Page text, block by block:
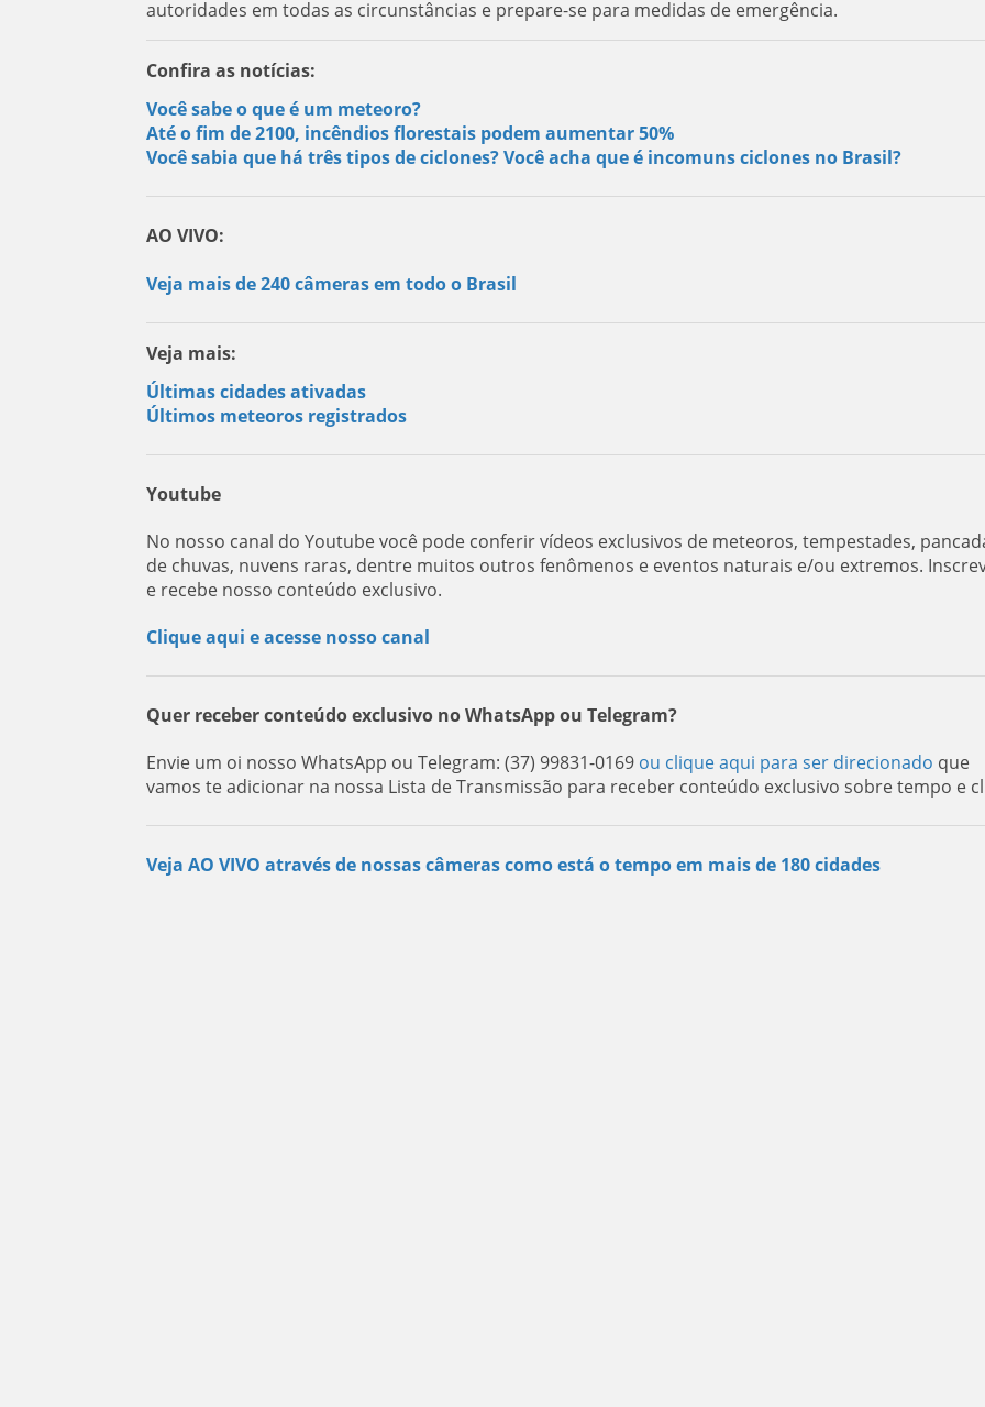
autoridades em todas as circunstâncias e prepare-se para medidas de emergência.
Confira as notícias:
Você sabe o que é um meteoro?
Até o fim de 2100, incêndios florestais podem aumentar 50%
Você sabia que há três tipos de ciclones? Você acha que é incomuns ciclones no Brasil?
AO VIVO:
Veja mais de 240 câmeras em todo o Brasil
Veja mais:
Últimas cidades ativadas
Últimos meteoros registrados
Youtube
No nosso canal do Youtube você pode conferir vídeos exclusivos de meteoros, tempestades,
de chuvas, nuvens raras, dentre muitos outros fenômenos e eventos naturais e/ou extremos.
e recebe nosso conteúdo exclusivo.
Clique aqui e acesse nosso canal
Quer receber conteúdo exclusivo no WhatsApp ou Telegram?
Envie um oi nosso WhatsApp ou Telegram: (37) 99831-0169 ou clique aqui para ser direcionado que
vamos te adicionar na nossa Lista de Transmissão para receber conteúdo exclusivo sobre tempo e
Veja AO VIVO através de nossas câmeras como está o tempo em mais de 180 cidades